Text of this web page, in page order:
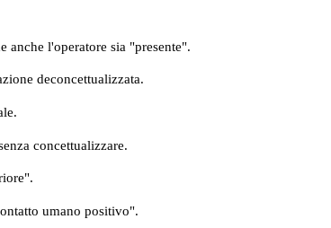
anche l'operatore sia "presente".
deconcettualizzata.
concettualizzare.
umano positivo".